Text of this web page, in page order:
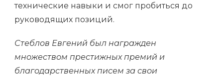
технические навыки и смог пробиться до
руководящих позиций.
Стеблов Евгений был награжден
множеством престижных премий и
благодарственных писем за свои